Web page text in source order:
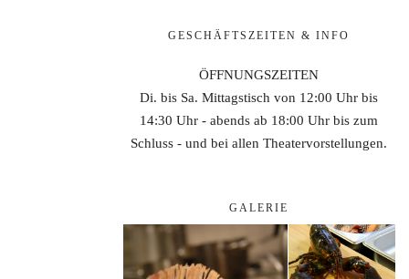
GESCHÄFTSZEITEN & INFO
ÖFFNUNGSZEITEN
Di. bis Sa. Mittagstisch von 12:00 Uhr bis
14:30 Uhr - abends ab 18:00 Uhr bis zum
Schluss - und bei allen Theatervorstellungen.
GALERIE